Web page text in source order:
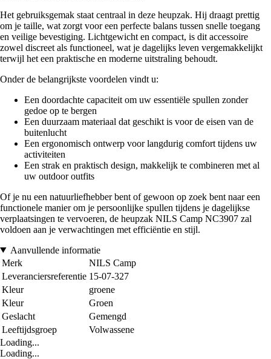
Het gebruiksgemak staat centraal in deze heupzak. Hij draagt prettig
om je taille, wat zorgt voor een perfecte balans tussen snelle toegang
en veilige bevestiging. Lichtgewicht en compact, is dit accessoire
zowel discreet als functioneel, wat je dagelijks leven vergemakkelijkt
terwijl het een praktische en moderne uitstraling behoudt.
Onder de belangrijkste voordelen vindt u:
Een doordachte capaciteit om uw essentiële spullen zonder
gedoe op te bergen
Een duurzaam materiaal dat geschikt is voor de eisen van de
buitenlucht
Een ergonomisch ontwerp voor langdurig comfort tijdens uw
activiteiten
Een strak en praktisch design, makkelijk te combineren met al
uw outdoor outfits
Of je nu een natuurliefhebber bent of gewoon op zoek bent naar een
functionele manier om je persoonlijke spullen tijdens je dagelijkse
verplaatsingen te vervoeren, de heupzak NILS Camp NC3907 zal
voldoen aan je verwachtingen met efficiëntie en stijl.
Aanvullende informatie
Merk
NILS Camp
Leveranciersreferentie 15-07-327
Kleur
groene
Kleur
Groen
Geslacht
Gemengd
Leeftijdsgroep
Volwassene
Loading...
Loading...